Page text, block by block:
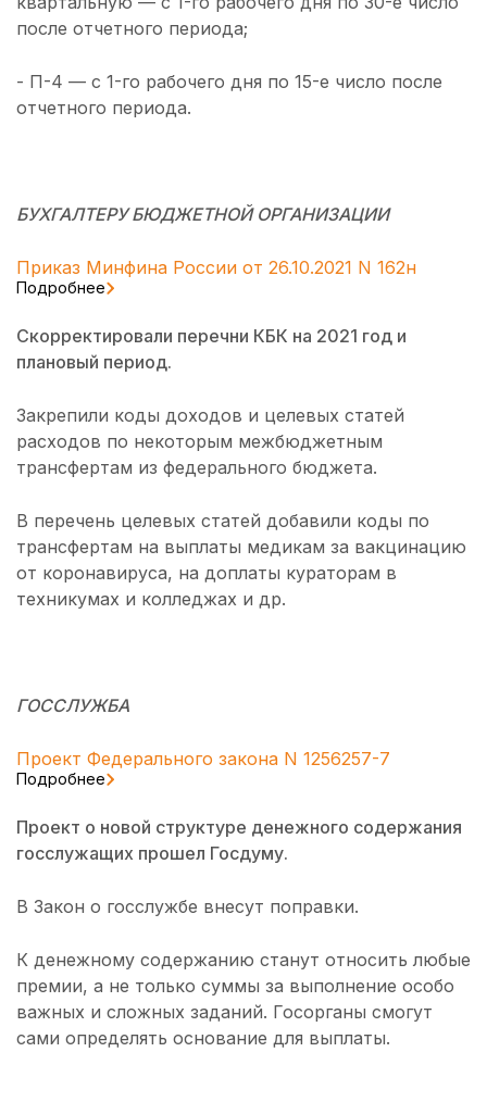
после отчетного периода;
- П-4 — с 1-го рабочего дня по 15-е число после
отчетного периода.
БУХГАЛТЕРУ БЮДЖЕТНОЙ ОРГАНИЗАЦИИ
Приказ Минфина России от 26.10.2021 N 162н
Подробнее
Скорректировали перечни КБК на 2021 год и
плановый период.
Закрепили коды доходов и целевых статей
расходов по некоторым межбюджетным
трансфертам из федерального бюджета.
В перечень целевых статей добавили коды по
трансфертам на выплаты медикам за вакцинацию
от коронавируса, на доплаты кураторам в
техникумах и колледжах и др.
ГОССЛУЖБА
Проект Федерального закона N 1256257-7
Подробнее
Проект о новой структуре денежного содержания
госслужащих прошел Госдуму.
В Закон о госслужбе внесут поправки.
К денежному содержанию станут относить любые
премии, а не только суммы за выполнение особо
важных и сложных заданий. Госорганы смогут
сами определять основание для выплаты.